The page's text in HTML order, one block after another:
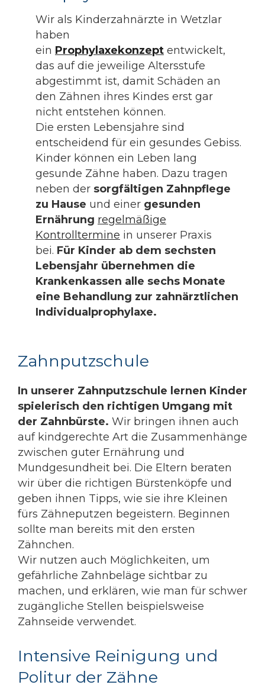
Wir als Kinderzahnärzte in Wetzlar
haben
ein Prophylaxekonzept entwickelt,
das auf die jeweilige Altersstufe
abgestimmt ist, damit Schäden an
den Zähnen ihres Kindes erst gar
nicht entstehen können.
Die ersten Lebensjahre sind
entscheidend für ein gesundes Gebiss.
Kinder können ein Leben lang
gesunde Zähne haben. Dazu tragen
neben der sorgfältigen Zahnpflege
zu Hause und einer gesunden
Ernährung regelmäßige
Kontrolltermine in unserer Praxis
bei. Für Kinder ab dem sechsten
Lebensjahr übernehmen die
Krankenkassen alle sechs Monate
eine Behandlung zur zahnärztlichen
Individualprophylaxe.
Zahnputzschule
In unserer Zahnputzschule lernen Kinder
spielerisch den richtigen Umgang mit
der Zahnbürste. Wir bringen ihnen auch
auf kindgerechte Art die Zusammenhänge
zwischen guter Ernährung und
Mundgesundheit bei. Die Eltern beraten
wir über die richtigen Bürstenköpfe und
geben ihnen Tipps, wie sie ihre Kleinen
fürs Zähneputzen begeistern. Beginnen
sollte man bereits mit den ersten
Zähnchen.
Wir nutzen auch Möglichkeiten, um
gefährliche Zahnbeläge sichtbar zu
machen, und erklären, wie man für schwer
zugängliche Stellen beispielsweise
Zahnseide verwendet.
Intensive Reinigung und
Politur der Zähne